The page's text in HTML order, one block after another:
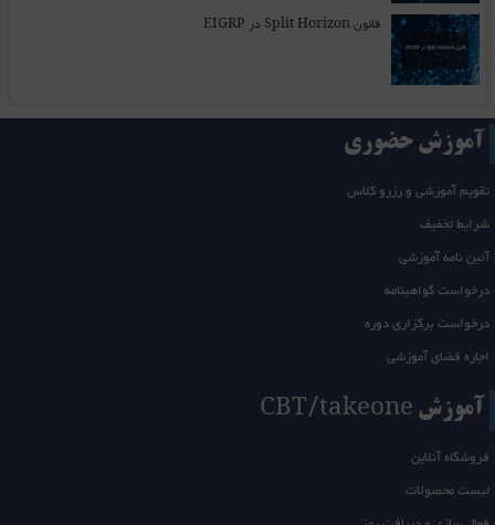
قانون Split Horizon در EIGRP
آموزش حضوری
تقویم آموزشی و رزرو کلاس
شرایط تخفیف
آئین نامه آموزشی
درخواست گواهینامه
درخواست برگزاری دوره
اجاره فضای آموزشی
آموزش CBT/takeone
فروشگاه آنلاین
لیست محصولات